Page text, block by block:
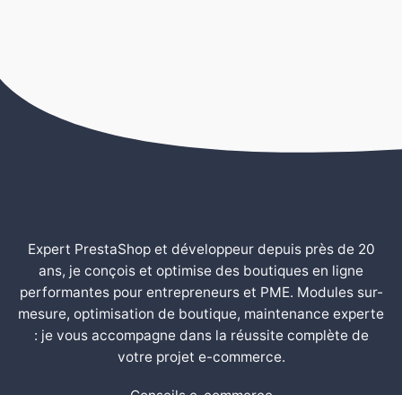
Expert PrestaShop et développeur depuis près de 20
ans, je conçois et optimise des boutiques en ligne
performantes pour entrepreneurs et PME. Modules sur-
mesure, optimisation de boutique, maintenance experte
: je vous accompagne dans la réussite complète de
votre projet e-commerce.